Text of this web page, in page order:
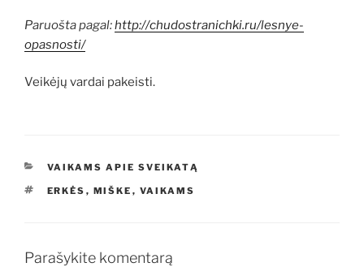
Paruošta pagal:http://chudostranichki.ru/lesnye-
opasnosti/
Veikėjų vardai pakeisti.
KATEGORIJOS
VAIKAMS APIE SVEIKATĄ
ŽYMOS
ERKĖS , MIŠKE , VAIKAMS
Parašykite komentarą